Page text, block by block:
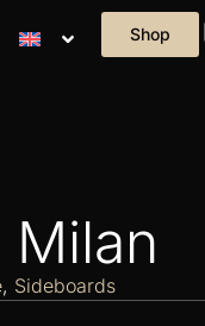
Shop
, Sideboards